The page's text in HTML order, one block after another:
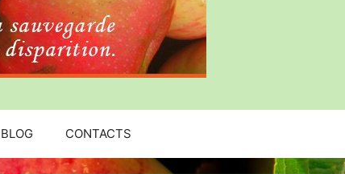
BLOG CONTACTS